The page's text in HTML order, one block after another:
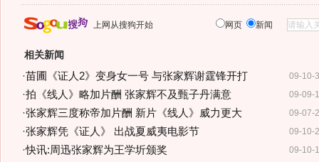
上网从搜狗开始 网页 新闻
相关新闻
09-10-
·苗圃《证人2》变身女一号 与张家辉谢霆锋开打
09-09-
·拍《线人》略加片酬 张家辉不及甄子丹满意
09-07-
·张家辉三度称帝加片酬 新片《线人》威力更大
09-10-
·张家辉凭《证人》 出战夏威夷电影节
09-10-
·快讯:周迅张家辉为王学圻颁奖